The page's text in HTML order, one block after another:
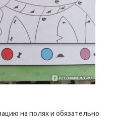
на полях и обязательно